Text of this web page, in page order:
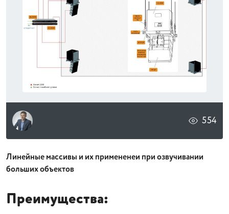
554
Линейные массивы и их примененеи при озвучивании
больших объектов
Преимущества: